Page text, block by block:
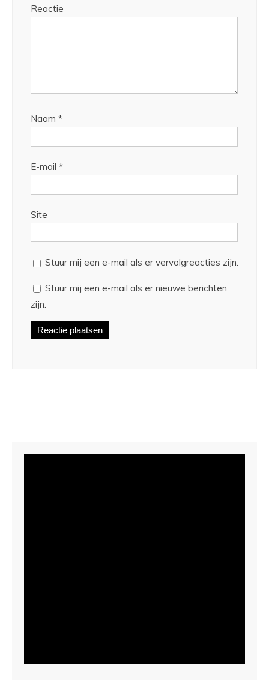
Reactie
Naam *
E-mail *
Site
Stuur mij een e-mail als er vervolgreacties zijn.
Stuur mij een e-mail als er nieuwe berichten
zijn.